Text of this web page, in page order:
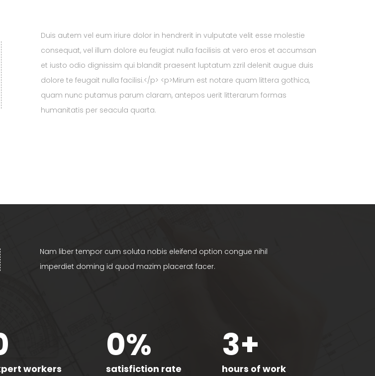
Duis autem vel eum iriure dolor in hendrerit in vulputate velit esse molestie
consequat, vel illum dolore eu feugiat nulla facilisis at vero eros et accumsan
et iusto odio dignissim qui blandit praesent luptatum zzril delenit augue duis
dolore te feugait nulla facilisi.</p> <p>Mirum est notare quam littera gothica,
quam nunc putamus parum claram, antepos uerit litterarum formas
humanitatis per seacula quarta.
Nam liber tempor cum soluta nobis eleifend option congue nihil
imperdiet doming id quod mazim placerat facer.
workers
0%
satisfiction rate
3+
hours of work